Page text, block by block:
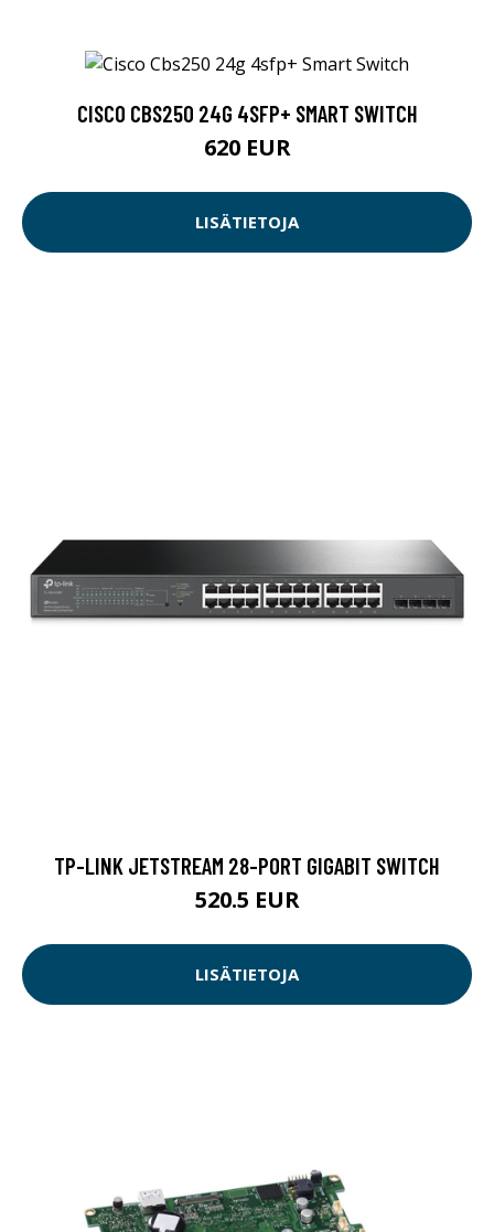
CISCO CBS250 24G 4SFP+ SMART SWITCH
620 EUR
LISÄTIETOJA
TP-LINK JETSTREAM 28-PORT GIGABIT SWITCH
520.5 EUR
LISÄTIETOJA